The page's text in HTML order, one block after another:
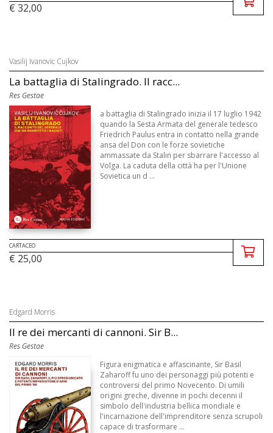
€ 32,00
Vasilij Ivanovic Cujkov
La battaglia di Stalingrado. Il racc...
Res Gestae
a battaglia di Stalingrado inizia il 17 luglio 1942
quando la Sesta Armata del generale tedesco
Friedrich Paulus entra in contatto nella grande
ansa del Don con le forze sovietiche
ammassate da Stalin per sbarrare l'accesso al
Volga. La caduta della città ha per l'Unione
Sovietica un d ...
CARTACEO
€ 25,00
Edgard Morris
Il re dei mercanti di cannoni. Sir B...
Res Gestae
Figura enigmatica e affascinante, Sir Basil
Zaharoff fu uno dei personaggi più potenti e
controversi del primo Novecento. Di umili
origini greche, divenne in pochi decenni il
simbolo dell'industria bellica mondiale e
l'incarnazione dell'imprenditore senza scrupoli
capace di trasformare ...